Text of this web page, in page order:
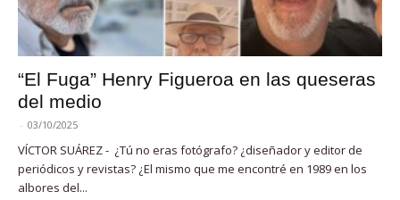
“El Fuga” Henry Figueroa en las queseras
del medio
- 03/10/2025
VÍCTOR SUÁREZ - ¿Tú no eras fotógrafo? ¿diseñador y editor de
periódicos y revistas? ¿El mismo que me encontré en 1989 en los
albores del...